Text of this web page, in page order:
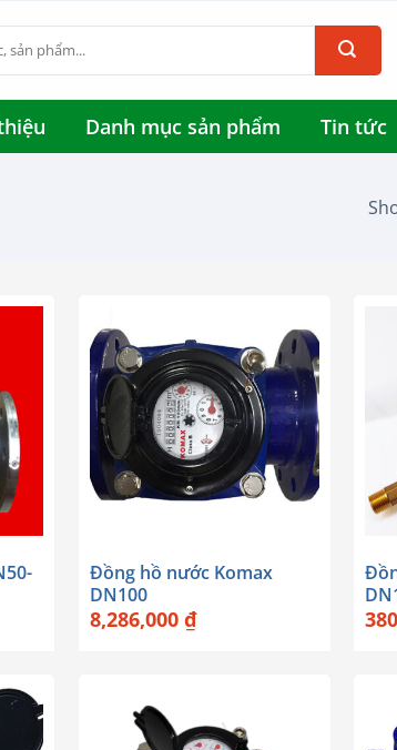
Danh mục sản phẩm Tin tức
Đồng hồ nước Komax
DN100
8,286,000 ₫